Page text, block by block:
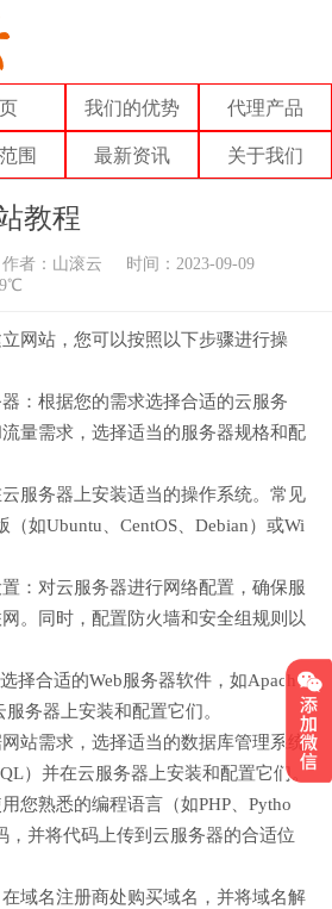
我们的优势 代理产品
围 最新资讯 关于我们
教程
作者： 山滚云
时间：2023-09-09
网站，您可以按照以下步骤进行操
：根据您的需求选择合适的云服务
量需求，选择适当的服务器规格和配
服务器上安装适当的操作系统。常见
如Ubuntu、CentOS、Debian）或Wi
：对云服务器进行网络配置，确保服
。同时，配置防火墙和安全组规则以
择合适的Web服务器软件，如Apach
务器上安装和配置它们。
站需求，选择适当的数据库管理系统
）并在云服务器上安装和配置它们。
您熟悉的编程语言（如PHP、Pytho
，并将代码上传到云服务器的合适位
域名注册商处购买域名，并将域名解